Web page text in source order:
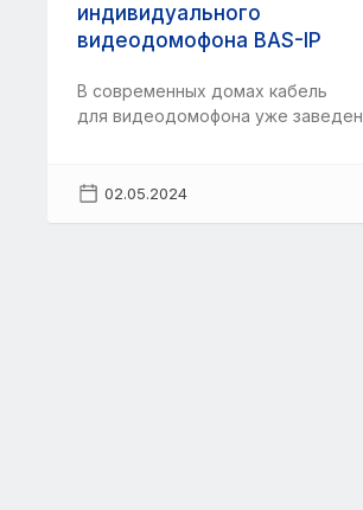
индивидуального
видеодомофона BAS-IP
В современных домах кабель
для видеодомофона уже заведен
02.05.2024